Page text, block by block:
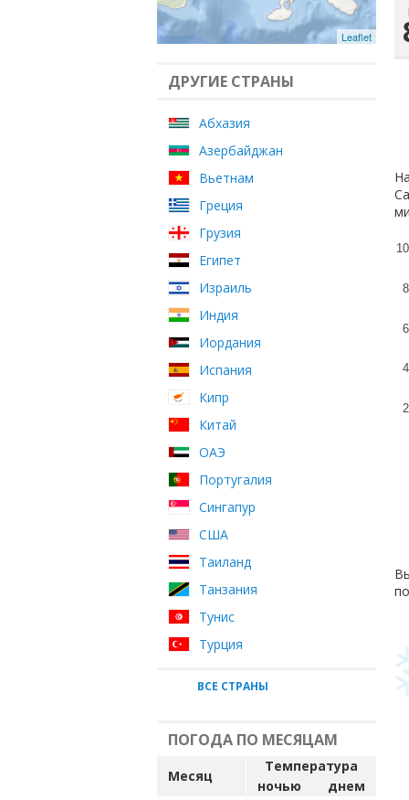
Leaflet
ДРУГИЕ СТРАНЫ
Абхазия
Азербайджан
Вьетнам
Греция
Грузия
Египет
Израиль
Индия
Иордания
Испания
Кипр
Китай
ОАЭ
Португалия
Сингапур
США
Таиланд
Танзания
Тунис
Турция
ВСЕ СТРАНЫ
ПОГОДА ПО МЕСЯЦАМ
Месяц
Температура
ночью
днем